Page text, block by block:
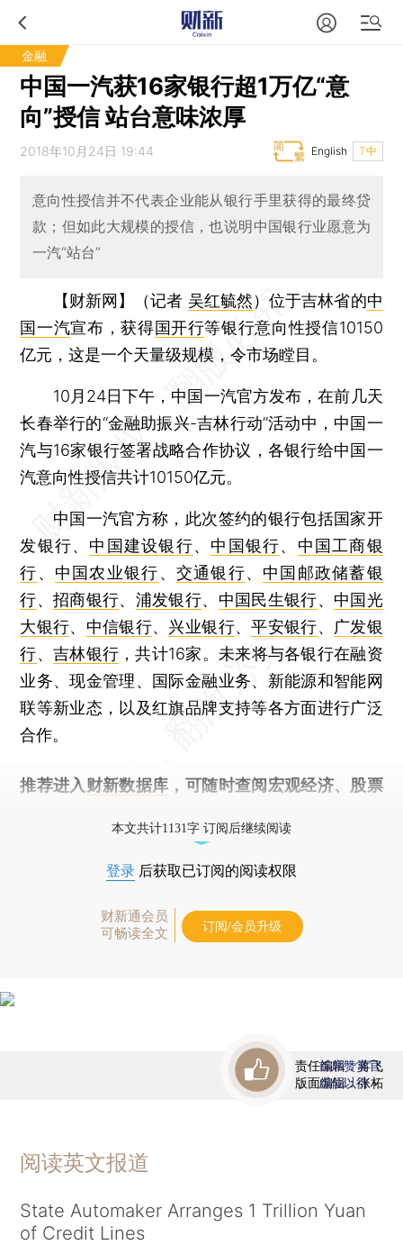
金融
中国一汽获16家银行超1万亿“意
向”授信 站台意味浓厚
2018年10月24日 19:44 T中
English
意向性授信并不代表企业能从银行手里获得的最终贷
款；但如此大规模的授信，也说明中国银行业愿意为
一汽“站台”
【财新网】（记者 吴红毓然）位于吉林省的中
国一汽宣布，获得国开行等银行意向性授信10150
亿元，这是一个天量级规模，令市场瞠目。
10月24日下午，中国一汽官方发布，在前几天
长春举行的“金融助振兴-吉林行动”活动中，中国一
汽与16家银行签署战略合作协议，各银行给中国一
汽意向性授信共计10150亿元。
中国一汽官方称，此次签约的银行包括国家开
发银行、 中国建设银行、 中国银行、 中国工商银
行、 中国农业银行、 交通银行、 中国邮政储蓄银
行、招商银行、 浦发银行、 中国民生银行、 中国光
大银行、 中信银行、 兴业银行、平安银行、 广发银
行、 吉林银行 ，共计16家。未来将与各银行在融资
业务、现金管理、国际金融业务、新能源和智能网
联等新业态，以及红旗品牌支持等各方面进行广泛
合作。
推荐进入 财新数据库 ，可随时查阅宏观经济、股票
本文共计1131字 订阅后继续阅读
登录 后获取已订阅的阅读权限
财新通会员
可畅读全文
订阅/会员升级
责任编辑：蒋飞
版面编辑：张柘
首席赞赏官
虚位以待
阅读英文报道
State Automaker Arranges 1 Trillion Yuan
of Credit Lines